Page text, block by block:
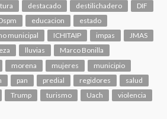
destacado destilichadero
DIF
educacion
estado
municipal ICHITAIP impas
JMAS
lluvias
Marco Bonilla
morena mujeres
municipio
pan predial regidores
salud
Trump turismo Uach violencia